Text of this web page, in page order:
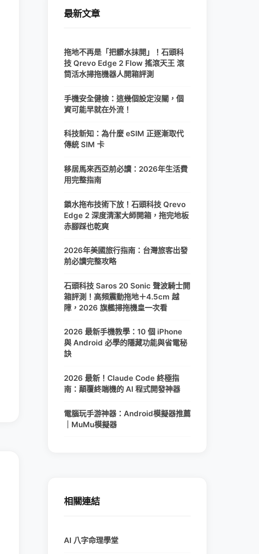
最新文章
拖地不再是「把髒水抹開」！石頭科
技 Qrevo Edge 2 Flow 搖滾天王 滾
筒活水掃拖機器人開箱評測
手機安全健檢：這幾個設定沒關，個
資可能早就在外流！
科技新知：為什麼 eSIM 正逐漸取代
傳統 SIM 卡
移居馬來西亞前必讀：2026年生活費
用完整指南
鎖水拖布技術下放！石頭科技 Qrevo
Edge 2 深度清潔大師開箱，拖完地板
赤腳踩也乾爽
2026年美國旅行指南：台灣旅客出發
前必讀完整攻略
石頭科技 Saros 20 Sonic 聲波騎士開
箱評測！高頻震動拖地＋4.5cm 越
障，2026 旗艦掃拖機皇一次看
2026 最新手機教學：10 個 iPhone
與 Android 必學的隱藏功能與省電秘
訣
2026 最新！Claude Code 終極指
南：顛覆終端機的 AI 程式開發神器
電腦玩手游神器：Android模擬器推薦
｜MuMu模擬器
相關連結
AI 八字命理學堂